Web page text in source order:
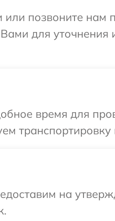
позвоните нам
для
время для
на